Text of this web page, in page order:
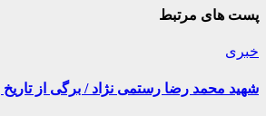
پست های مرتبط
خبری
شهید محمد رضا رستمی نژاد / برگی از تاریخ